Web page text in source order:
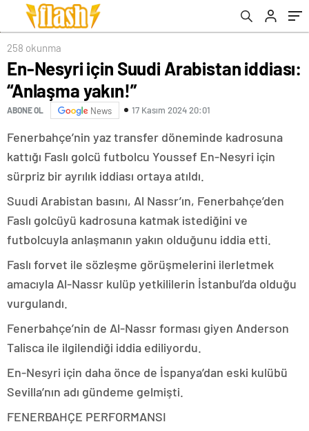
258 okunma
En-Nesyri için Suudi Arabistan iddiası:
“Anlaşma yakın!”
ABONE OL News 17 Kasım 2024 20:01
Fenerbahçe’nin yaz transfer döneminde kadrosuna
kattığı Faslı golcü futbolcu Youssef En-Nesyri için
sürpriz bir ayrılık iddiası ortaya atıldı.
Suudi Arabistan basını, Al Nassr’ın, Fenerbahçe’den
Faslı golcüyü kadrosuna katmak istediğini ve
futbolcuyla anlaşmanın yakın olduğunu iddia etti.
Faslı forvet ile sözleşme görüşmelerini ilerletmek
amacıyla Al-Nassr kulüp yetkililerin İstanbul’da olduğu
vurgulandı.
Fenerbahçe’nin de Al-Nassr forması giyen Anderson
Talisca ile ilgilendiği iddia ediliyordu.
En-Nesyri için daha önce de İspanya’dan eski kulübü
Sevilla’nın adı gündeme gelmişti.
FENERBAHÇE PERFORMANSI